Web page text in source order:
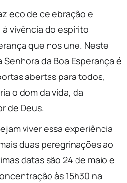
eco de celebração e
vivência do espírito
que nos une. Neste
Senhora da Boa Esperança é
abertas para todos,
o dom da vida, da
de Deus.
viver essa experiência
duas peregrinações ao
datas são 24 de maio e
às 15h30 na